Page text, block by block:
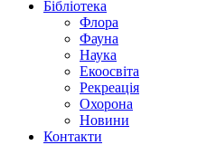
Бібліотека
Флора
Фауна
Наука
Екоосвіта
Рекреація
Охорона
Новини
Контакти